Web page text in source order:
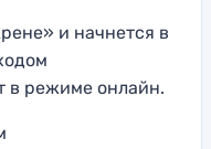
и начнется в
в режиме онлайн.